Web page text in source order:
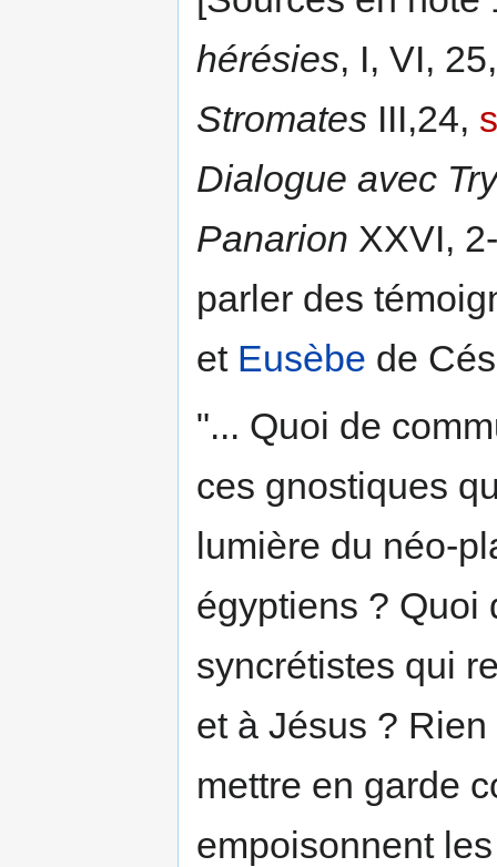
hérésies, I, VI,
Stromates III,24,
Dialogue avec
Panarion XXVI,
parler des
et Eusèbe de
"... Quoi de
ces gnostiques
lumière du néo-
égyptiens ? Quoi
syncrétistes qui
et à Jésus ?
mettre en garde
empoisonnent